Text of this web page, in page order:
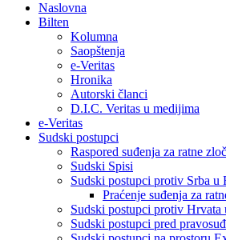
Naslovna
Bilten
Kolumna
Saopštenja
e-Veritas
Hronika
Autorski članci
D.I.C. Veritas u medijima
e-Veritas
Sudski postupci
Raspored suđenja za ratne
Sudski Spisi
Sudski postupci protiv Srba u
Praćenje suđenja za
Sudski postupci protiv Hrvata
Sudski postupci pred